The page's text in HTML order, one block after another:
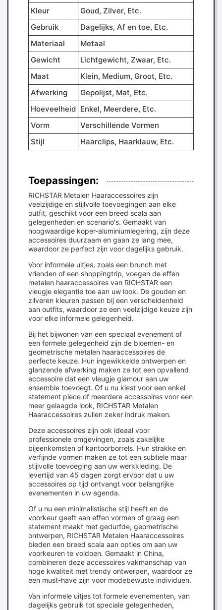
Kleur
Goud, Zilver, Etc.
Gebruik
Dagelijks, Af en toe, Etc.
Materiaal
Metaal
Gewicht
Lichtgewicht, Zwaar, Etc.
Maat
Klein, Medium, Groot, Etc.
Afwerking
Gepolijst, Mat, Etc.
Hoeveelheid Enkel, Meerdere, Etc.
Vorm
Verschillende Vormen
Stijl
Haarclips, Haarklauw, Etc.
Toepassingen:
RICHSTAR Metalen Haaraccessoires zijn
veelzijdige en stijlvolle toevoegingen aan elke
outfit, geschikt voor een breed scala aan
gelegenheden en scenario's. Gemaakt van
hoogwaardige koper-aluminiumlegering, zijn deze
accessoires duurzaam en gaan ze lang mee,
waardoor ze perfect zijn voor dagelijks gebruik.
Voor informele uitjes, zoals een brunch met
vrienden of een shoppingtrip, voegen de effen
metalen haaraccessoires van RICHSTAR een
vleugje elegantie toe aan uw look. De gouden en
zilveren kleuren passen bij een verscheidenheid
aan outfits, waardoor ze een veelzijdige keuze zijn
voor elke informele gelegenheid.
Bij het bijwonen van een speciaal evenement of
een formele gelegenheid zijn de bloemen- en
geometrische metalen haaraccessoires de
perfecte keuze. Hun ingewikkelde ontwerpen en
glanzende afwerking maken ze tot een opvallend
accessoire dat een vleugje glamour aan uw
ensemble toevoegt. Of u nu kiest voor een enkel
statement piece of meerdere accessoires voor een
meer gelaagde look, RICHSTAR Metalen
Haaraccessoires zullen zeker indruk maken.
Deze accessoires zijn ook ideaal voor
professionele omgevingen, zoals zakelijke
bijeenkomsten of kantoorborrels. Hun strakke en
verfijnde vormen maken ze tot een subtiele maar
stijlvolle toevoeging aan uw werkkleding. De
levertijd van 45 dagen zorgt ervoor dat u uw
accessoires op tijd ontvangt voor belangrijke
evenementen in uw agenda.
Of u nu een minimalistische stijl heeft en de
voorkeur geeft aan effen vormen of graag een
statement maakt met gedurfde, geometrische
ontwerpen, RICHSTAR Metalen Haaraccessoires
bieden een breed scala aan opties om aan uw
voorkeuren te voldoen. Gemaakt in China,
combineren deze accessoires vakmanschap van
hoge kwaliteit met trendy ontwerpen, waardoor ze
een must-have zijn voor modebewuste individuen.
Van informele uitjes tot formele evenementen, van
dagelijks gebruik tot speciale gelegenheden,